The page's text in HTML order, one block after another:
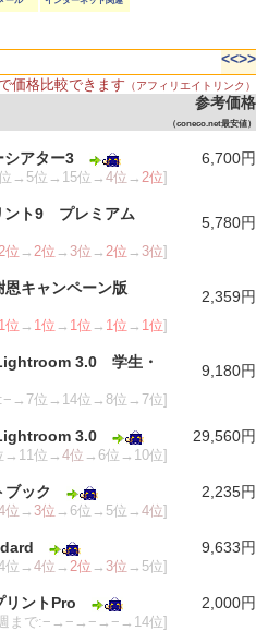
<<>>
価格比較できます （アフィリエイトリンク）
参考価格
（coneco.net最安値）
アター3
位→5位→15位→4位 →2位]
6,700円
ント9 プレミアム
位 →2位 → 3位 →2位 → 3位]
5,780円
キャンペーン版
1位 → 1位 → 1位 → 1位 → 1位]
2,359円
3.0 学生・
:−→7位→14位→8位→7位]
9,180円
3.0
→11位→4位 →6位→10位]
29,560円
ブック
位 → 3位 →6位→5位→4位]
2,235円
位→4位 →2位 → 3位 →5位]
9,633円
リントPro
まで:−→−→−→−→14位]
2,000円